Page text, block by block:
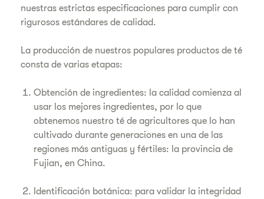
nuestras estrictas especificaciones para cumplir con
rigurosos estándares de calidad.
La producción de nuestros populares productos de té
consta de varias etapas:
Obtención de ingredientes: la calidad comienza al
usar los mejores ingredientes, por lo que
obtenemos nuestro té de agricultores que lo han
cultivado durante generaciones en una de las
regiones más antiguas y fértiles: la provincia de
Fujian, en China.
Identificación botánica: para validar la integridad